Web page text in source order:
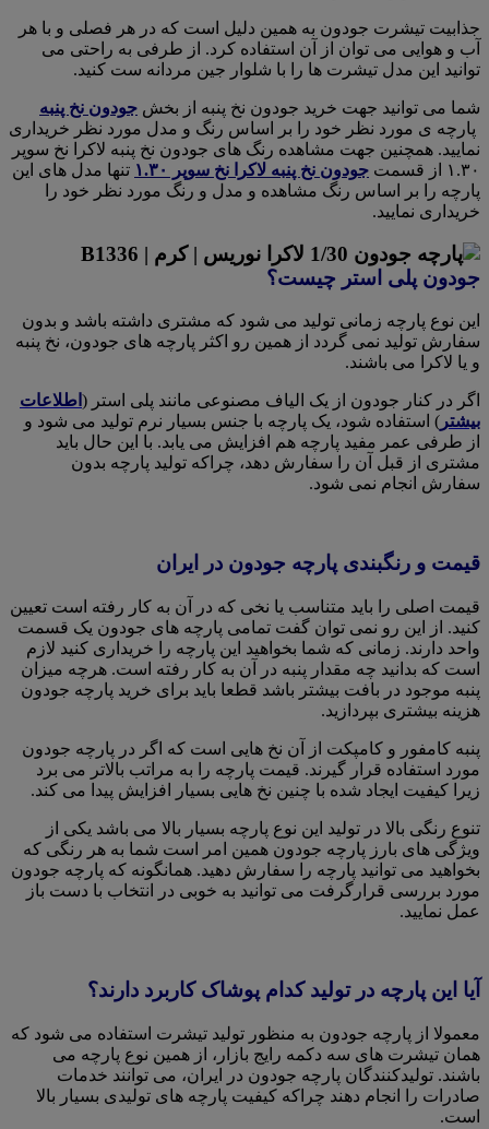
جذابیت تیشرت جودون به همین دلیل است که در هر فصلی و با هر
آب و‌ هوایی می توان از آن استفاده کرد. از طرفی به راحتی می
توانید این مدل تیشرت ها را با شلوار جین مردانه ست کنید.
شما می توانید جهت خرید جودون نخ پنبه از بخش جودون نخ پنبه
پارچه ی مورد نظر خود را بر اساس رنگ و مدل مورد نظر خریداری
نمایید. همچنین جهت مشاهده رنگ های جودون نخ پنبه لاکرا نخ سوپر
۱.۳۰ از قسمت
جودون نخ پنبه لاکرا نخ سوپر ۱.۳۰
تنها مدل های این
پارچه را بر اساس رنگ مشاهده و مدل و رنگ مورد نظر خود را
خریداری نمایید.
جودون پلی استر چیست؟
این نوع پارچه زمانی تولید می شود که مشتری داشته باشد و بدون
سفارش تولید نمی گردد از همین رو اکثر پارچه های جودون، نخ پنبه
و یا لاکرا می باشند.
اگر در کنار جودون از یک الیاف مصنوعی مانند پلی استر ( اطلاعات
بیشتر ) استفاده شود، یک پارچه با جنس بسیار نرم تولید می شود و
از طرفی عمر مفید پارچه هم افزایش می یابد. با این حال باید
مشتری از قبل آن را سفارش دهد، چراکه تولید پارچه بدون
سفارش انجام نمی شود.
قیمت و رنگبندی پارچه جودون در ایران
قیمت اصلی را باید متناسب یا نخی که در آن به کار رفته است تعیین
کنید. از این رو نمی توان گفت تمامی پارچه های جودون یک قسمت
واحد دارند. زمانی که شما بخواهید این پارچه را خریداری کنید لازم
است که بدانید چه مقدار پنبه در آن به کار رفته است. هرچه میزان
پنبه موجود در بافت بیشتر باشد قطعا باید برای خرید پارچه جودون
هزینه بیشتری بپردازید.
پنبه کامفور و‌ کامپکت از آن نخ هایی است که اگر در پارچه جودون
مورد استفاده قرار گیرند. قیمت پارچه را به مراتب بالاتر می برد
زیرا کیفیت ایجاد شده با چنین نخ هایی بسیار افزایش پیدا می کند.
تنوع رنگی بالا در تولید این نوع پارچه بسیار بالا می باشد یکی از
ویژگی های بارز پارچه جودون همین امر است شما به هر رنگی که
بخواهید می توانید پارچه را سفارش دهید. همانگونه که پارچه جودون
مورد بررسی قرارگرفت می توانید به خوبی در انتخاب با دست باز
عمل نمایید.
آیا این پارچه در تولید کدام پوشاک کاربرد دارند؟
معمولا از پارچه جودون به منظور تولید تیشرت استفاده می شود که
همان تیشرت های سه دکمه رایج بازار، از همین نوع پارچه می
باشند. تولیدکنندگان پارچه جودون در ایران، می توانند خدمات
صادرات را انجام دهند چراکه کیفیت پارچه های تولیدی بسیار بالا
است.